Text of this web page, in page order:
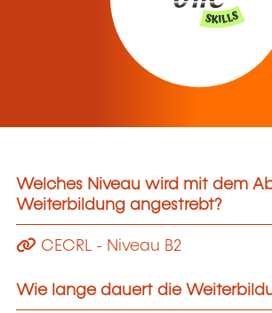
Welches Niveau wird mit dem
Weiterbildung angestrebt?
CECRL - Niveau B2
Wie lange dauert die